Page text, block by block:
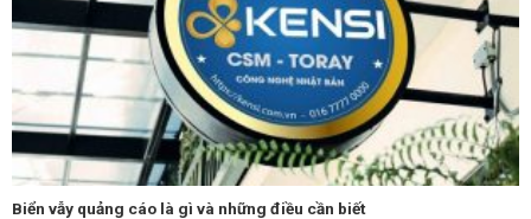
Biển vẫy quảng cáo là gì và những điều cần biết